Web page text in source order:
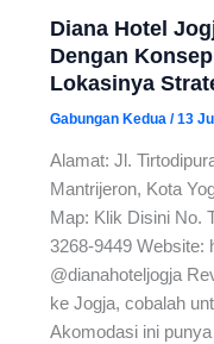
Diana Hotel
Dengan
Lokasinya
Gabungan Kedua /13
Alamat: Jl.
Mantrijeron, Kota
Map: Klik Disini No.
3268-9449 Website:
@dianahoteljogja
ke Jogja, cobalah
Akomodasi ini